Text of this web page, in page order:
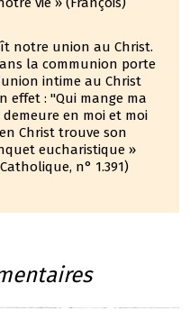
notre union au Christ.
la communion porte
intime au Christ
effet : "Qui mange ma
en moi et moi
Christ trouve son
eucharistique »
n° 1.391)